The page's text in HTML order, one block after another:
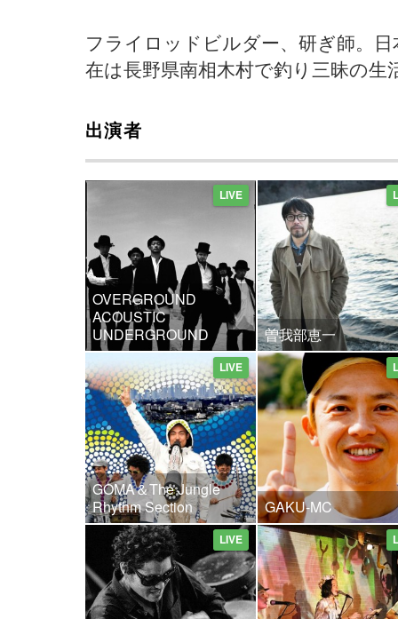
フライロッドビルダー、研ぎ師。
在は長野県南相木村で釣り三昧の生
出演者
OVERGROUND
ACOUSTIC
UNDERGROUND
LIVE
曽我部恵一
GOMA＆The Jungle
Rhythm Section
LIVE
GAKU-MC
LIVE